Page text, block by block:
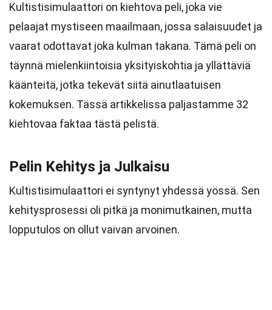
Kultistisimulaattori on kiehtova peli, joka vie
pelaajat mystiseen maailmaan, jossa salaisuudet ja
vaarat odottavat joka kulman takana. Tämä peli on
täynnä mielenkiintoisia yksityiskohtia ja yllättäviä
käänteitä, jotka tekevät siitä ainutlaatuisen
kokemuksen. Tässä artikkelissa paljastamme 32
kiehtovaa faktaa tästä pelistä.
Pelin Kehitys ja Julkaisu
Kultistisimulaattori ei syntynyt yhdessä yössä. Sen
kehitysprosessi oli pitkä ja monimutkainen, mutta
lopputulos on ollut vaivan arvoinen.